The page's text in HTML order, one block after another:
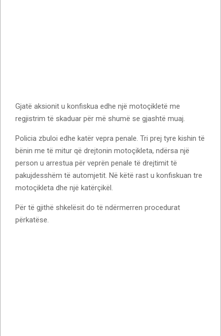
Gjatë aksionit u konfiskua edhe një motoçikletë me
regjistrim të skaduar për më shumë se gjashtë muaj.
Policia zbuloi edhe katër vepra penale. Tri prej tyre kishin të
bënin me të mitur që drejtonin motoçikleta, ndërsa një
person u arrestua për veprën penale të drejtimit të
pakujdesshëm të automjetit. Në këtë rast u konfiskuan tre
motoçikleta dhe një katërçikël.
Për të gjithë shkelësit do të ndërmerren procedurat
përkatëse.